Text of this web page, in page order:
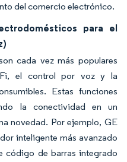
del comercio electrónico.
para el
cada vez más populares
el control por voz y la
Estas funciones
la conectividad en un
novedad. Por ejemplo, GE
inteligente más avanzado
código de barras integrado